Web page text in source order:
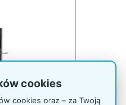
cookies
cookies oraz – za Twoją